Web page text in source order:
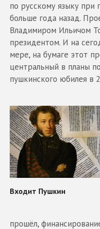
по русскому языку
больше года назад.
Владимиром Ильичом
президентом. И на
мере, на бумаге этот
центральный в планы
пушкинского юбилея в
прошёл,